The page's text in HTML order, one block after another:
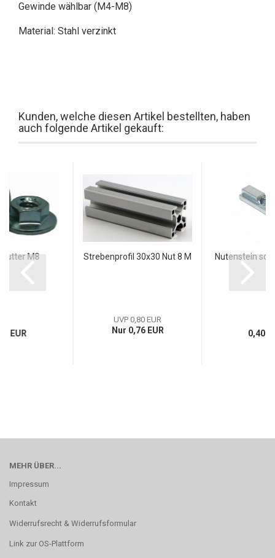
Gewinde wählbar (M4-M8)
Material: Stahl verzinkt
Kunden, welche diesen Artikel bestellten, haben
auch folgende Artikel gekauft:
M8
EUR
Strebenprofil 30x30 Nut 8 M
UVP 0,80 EUR
Nur 0,76 EUR
Nutenstein
0,40
MEHR ÜBER...
Impressum
Kontakt
Widerrufsrecht & Widerrufsformular
Link zur OS-Plattform